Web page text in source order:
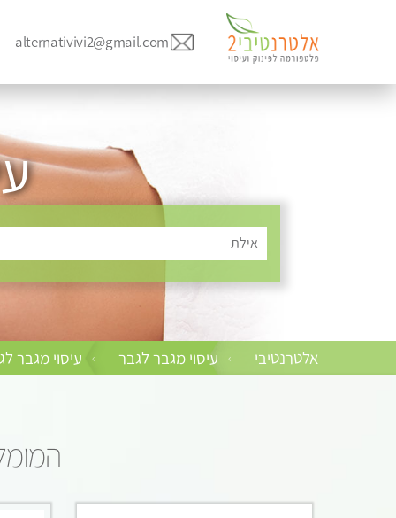
alternativivi2@gmail.com
אילת
אלטרנטיבי › עיסוי מגבר לגבר › עיסוי מגבר